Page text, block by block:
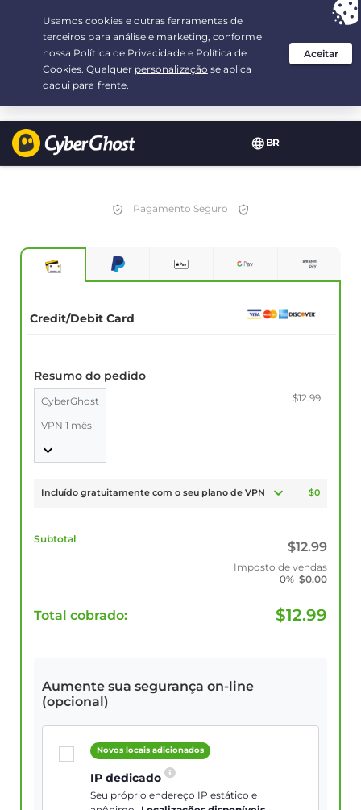
BR
Sua escolha: a melhor ofertapor 2.1666666666667-ano(s) a $
/mês
Pagamento Seguro
Credit/Debit Card
Resumo do pedido
CyberGhost
VPN 1 mês
$12.99
Incluído gratuitamente com o seu plano de VPN $0
Subtotal
$12.99
Imposto de vendas
0% $0.00
Total cobrado: $12.99
Aumente sua segurança on-line
(opcional)
Novos locais adicionados
IP dedicado
Seu próprio endereço IP estático e